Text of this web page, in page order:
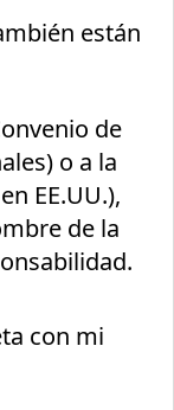
están
de
o a la
EE.UU.),
de la
con mi